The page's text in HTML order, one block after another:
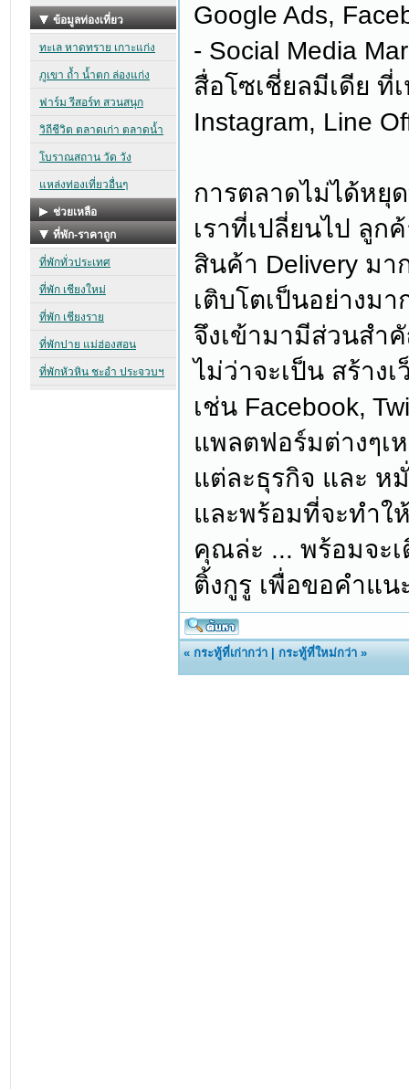
Google Ads,
- Social Media
สื่อโซเชี่ยลมีเดีย ที่
Instagram, Line
การตลาดไม่ได้หยุ
เราที่เปลี่ยนไป ลูก
สินค้า Delivery ม
เติบโตเป็นอย่างม
จึงเข้ามามีส่วนสำ
ไม่ว่าจะเป็น สร้าง
เช่น Facebook,
แพลตฟอร์มต่างๆเ
แต่ละธุรกิจ และ ห
และพร้อมที่จะทำใ
คุณล่ะ ... พร้อมจะเ
ติ้งกูรู เพื่อขอคำแน
«กระทู้ที่เก่ากว่า |กระทู้ที่ใหม่กว่า »